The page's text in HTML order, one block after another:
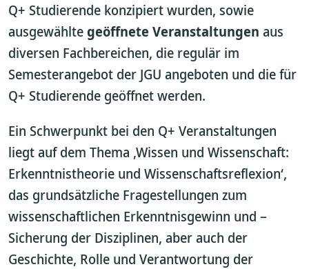
Q+ Studierende konzipiert wurden, sowie
ausgewähltegeöffnete Veranstaltungen aus
diversen Fachbereichen, die regulär im
Semesterangebot der JGU angeboten und die für
Q+ Studierende geöffnet werden.
Ein Schwerpunkt bei den Q+ Veranstaltungen
liegt auf dem Thema ‚Wissen und Wissenschaft:
Erkenntnistheorie und Wissenschaftsreflexion‘,
das grundsätzliche Fragestellungen zum
wissenschaftlichen Erkenntnisgewinn und –
Sicherung der Disziplinen, aber auch der
Geschichte, Rolle und Verantwortung der